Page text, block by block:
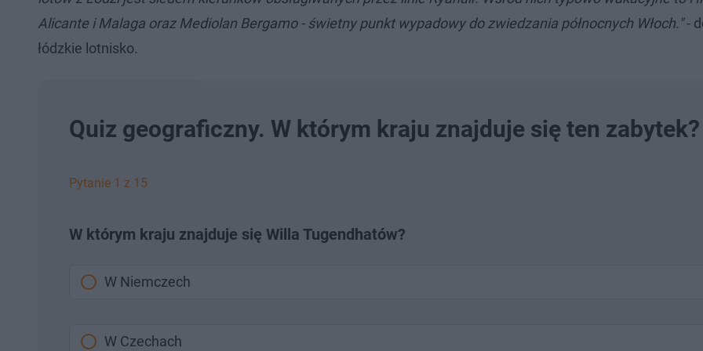
Alicante i Malaga oraz Mediolan Bergamo - świetny punkt wypadowy do zwiedzania północnych Włoch."-
łódzkie lotnisko.
Quiz geograficzny. W którym kraju znajduje się ten zabytek?
Pytanie 1 z 15
W którym kraju znajduje się Willa Tugendhatów?
W Niemczech
W Czechach